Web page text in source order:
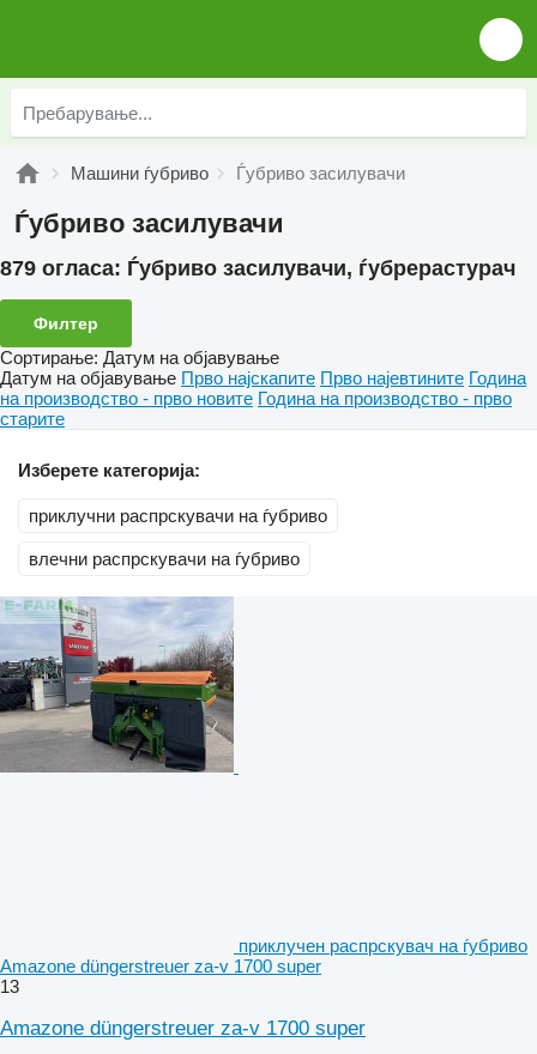
Машини ѓубриво Ѓубриво засилувачи
Ѓубриво засилувачи
879 огласа: Ѓубриво засилувачи, ѓубрерастурач
Филтер
Сортирање: Датум на објавување
Датум на објавување Прво најскапите Прво најевтините Година
на производство - прво новите Година на производство - прво
старите
Изберете категорија:
приклучни распрскувачи на ѓубриво
влечни распрскувачи на ѓубриво
приклучен распрскувач на ѓубриво
Amazone düngerstreuer za-v 1700 super
13
Amazone düngerstreuer za-v 1700 super